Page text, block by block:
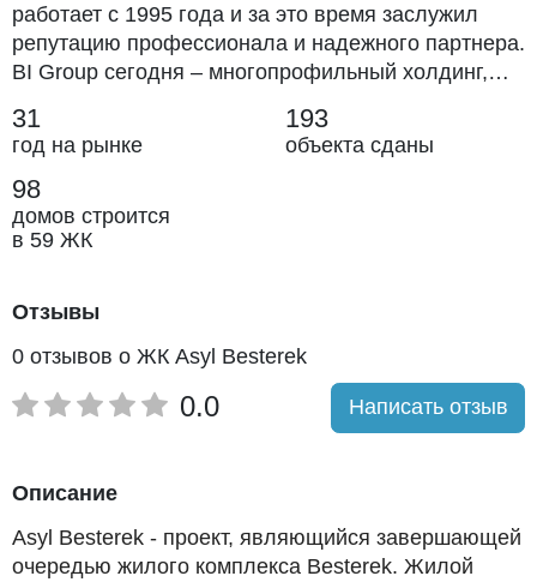
работает с 1995 года и за это время заслужил
репутацию профессионала и надежного партнера.
BI Group сегодня – многопрофильный холдинг,
дирекции в различных сферах строительства,
девелопмента и инжиниринга.
31
год на рынке
193
объекта сданы
98
домов строится
в 59 ЖК
Отзывы
0 отзывов о ЖК Asyl Besterek
0.0 Написать отзыв
Описание
Asyl Besterek - проект, являющийся завершающей
очередью жилого комплекса Besterek. Жилой